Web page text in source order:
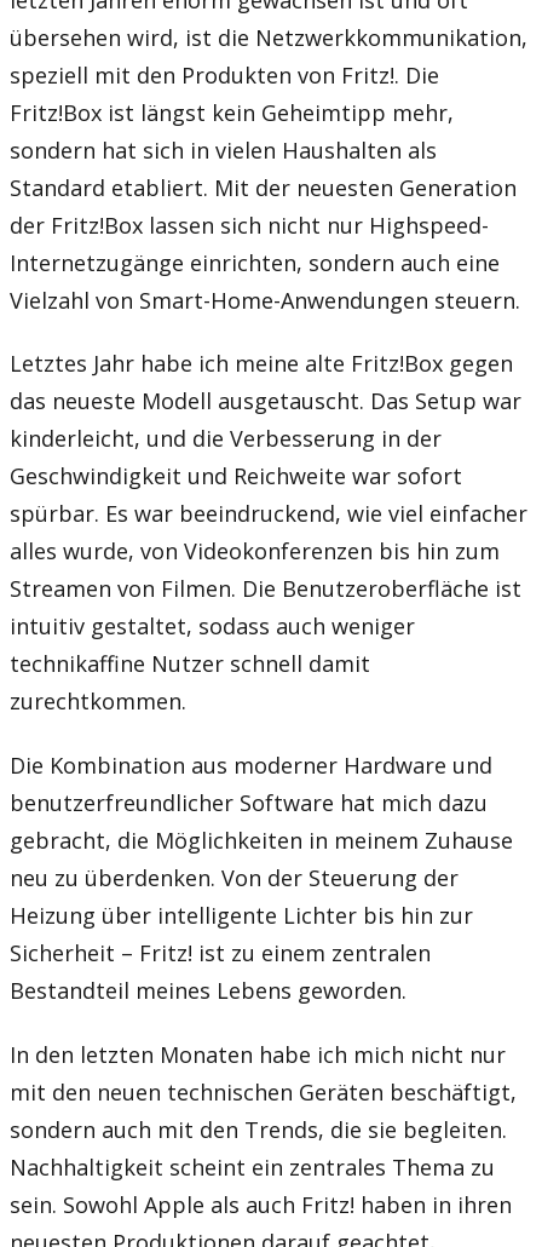
übersehen wird, ist die Netzwerkkommunikation,
speziell mit den Produkten von Fritz!. Die
Fritz!Box ist längst kein Geheimtipp mehr,
sondern hat sich in vielen Haushalten als
Standard etabliert. Mit der neuesten Generation
der Fritz!Box lassen sich nicht nur Highspeed-
Internetzugänge einrichten, sondern auch eine
Vielzahl von Smart-Home-Anwendungen steuern.
Letztes Jahr habe ich meine alte Fritz!Box gegen
das neueste Modell ausgetauscht. Das Setup war
kinderleicht, und die Verbesserung in der
Geschwindigkeit und Reichweite war sofort
spürbar. Es war beeindruckend, wie viel einfacher
alles wurde, von Videokonferenzen bis hin zum
Streamen von Filmen. Die Benutzeroberfläche ist
intuitiv gestaltet, sodass auch weniger
technikaffine Nutzer schnell damit
zurechtkommen.
Die Kombination aus moderner Hardware und
benutzerfreundlicher Software hat mich dazu
gebracht, die Möglichkeiten in meinem Zuhause
neu zu überdenken. Von der Steuerung der
Heizung über intelligente Lichter bis hin zur
Sicherheit – Fritz! ist zu einem zentralen
Bestandteil meines Lebens geworden.
In den letzten Monaten habe ich mich nicht nur
mit den neuen technischen Geräten beschäftigt,
sondern auch mit den Trends, die sie begleiten.
Nachhaltigkeit scheint ein zentrales Thema zu
sein. Sowohl Apple als auch Fritz! haben in ihren